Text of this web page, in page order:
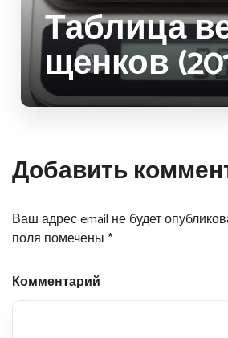
Таблица
щенков
Добавить
Ваш адрес email не будет
поля помечены*
Комментарий